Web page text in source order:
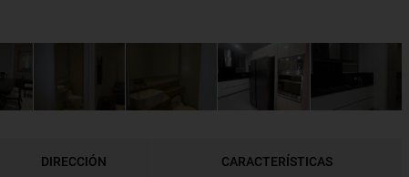
DIRECCIÓN CARACTERÍSTICAS